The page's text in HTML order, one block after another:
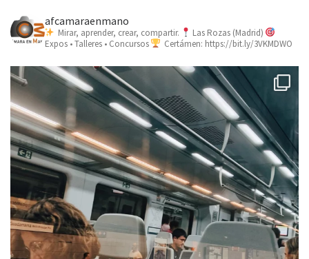
afcamaraenmano
Mirar, aprender, crear, compartir.
Las Rozas (Madrid)
Expos • Talleres • Concursos
Certámen: https://bit.ly/3VKMDWO